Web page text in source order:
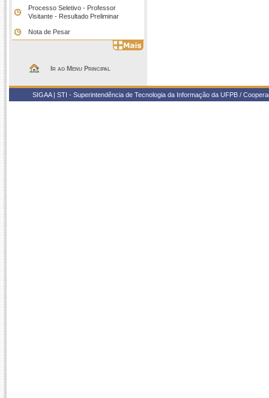
Processo Seletivo - Professor
Visitante - Resultado Preliminar
Nota de Pesar
Ir ao Menu Principal
SIGAA | STI - Superintendência de Tecnologia da Informação da UFPB /